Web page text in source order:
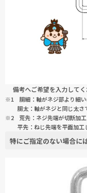
備考へご希望を入力し
※1 胴細：軸がネジ部より細い
胴太：軸がネジと同じ太さ
※2 荒先：ネジ先端が切断加工
平先：ねじ先端を平面加工
特にご指定のない場合には